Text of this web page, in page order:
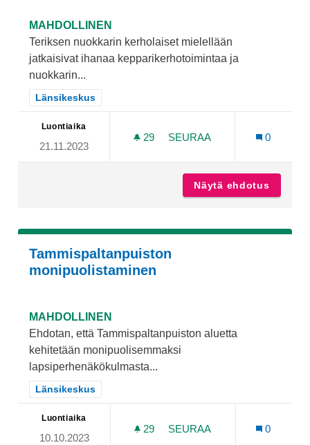
MAHDOLLINEN
Teriksen nuokkarin kerholaiset mielellään
jatkaisivat ihanaa kepparikerhotoimintaa ja
nuokkarin...
Rajaa tulokset teeman mukaan: Länsikeskus
Länsikeskus
Luontiaika
21.11.2023
29 29 SEURAAJAA
SEURAA
0
Näytä ehdotus
Tammispaltanpuiston
monipuolistaminen
MAHDOLLINEN
Ehdotan, että Tammispaltanpuiston aluetta
kehitetään monipuolisemmaksi
lapsiperhenäkökulmasta...
Rajaa tulokset teeman mukaan: Länsikeskus
Länsikeskus
Luontiaika
10.10.2023
29 29 SEURAAJAA
SEURAA
0